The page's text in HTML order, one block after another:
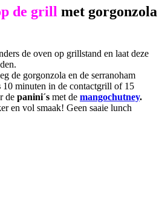
de grill met gorgonzola
de oven op grillstand en laat deze
de gorgonzola en de serranoham
10 minuten in de contactgrill of 15
de panini´s met de mangochutney.
en vol smaak! Geen saaie lunch